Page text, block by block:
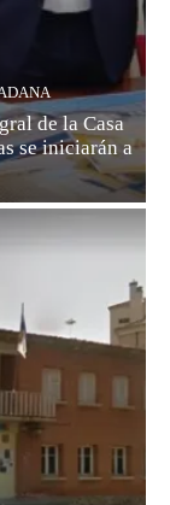
de la Casa
se iniciarán a